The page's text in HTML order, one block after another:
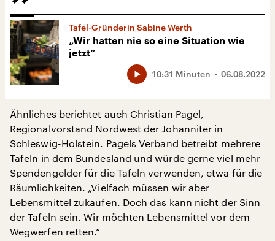
Tafel-Gründerin Sabine Werth
„Wir hatten nie so eine Situation wie
jetzt“
06.08.2022
10:31 Minuten
Ähnliches berichtet auch Christian Pagel,
Regionalvorstand Nordwest der Johanniter in
Schleswig-Holstein. Pagels Verband betreibt mehrere
Tafeln in dem Bundesland und würde gerne viel mehr
Spendengelder für die Tafeln verwenden, etwa für die
Räumlichkeiten. „Vielfach müssen wir aber
Lebensmittel zukaufen. Doch das kann nicht der Sinn
der Tafeln sein. Wir möchten Lebensmittel vor dem
Wegwerfen retten.“